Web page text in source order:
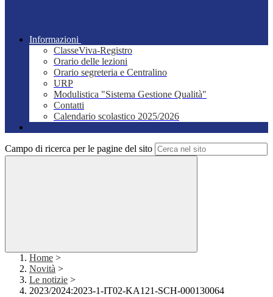
Informazioni
ClasseViva-Registro
Orario delle lezioni
Orario segreteria e Centralino
URP
Modulistica "Sistema Gestione Qualità"
Contatti
Calendario scolastico 2025/2026
Campo di ricerca per le pagine del sito
Home >
Novità >
Le notizie >
2023/2024:2023-1-IT02-KA121-SCH-000130064